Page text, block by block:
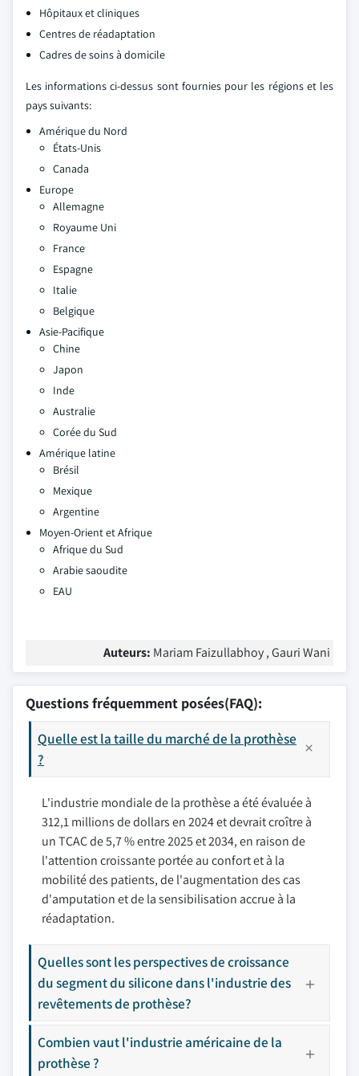
Hôpitaux et cliniques
Centres de réadaptation
Cadres de soins à domicile
Les informations ci-dessus sont fournies pour les régions et les
pays suivants:
Amérique du Nord
États-Unis
Canada
Europe
Allemagne
Royaume Uni
France
Espagne
Italie
Belgique
Asie-Pacifique
Chine
Japon
Inde
Australie
Corée du Sud
Amérique latine
Brésil
Mexique
Argentine
Moyen-Orient et Afrique
Afrique du Sud
Arabie saoudite
EAU
Auteurs: Mariam Faizullabhoy , Gauri Wani
Questions fréquemment posées(FAQ):
Quelle est la taille du marché de la prothèse
?
L'industrie mondiale de la prothèse a été évaluée à
312,1 millions de dollars en 2024 et devrait croître à
un TCAC de 5,7 % entre 2025 et 2034, en raison de
l'attention croissante portée au confort et à la
mobilité des patients, de l'augmentation des cas
d'amputation et de la sensibilisation accrue à la
réadaptation.
Quelles sont les perspectives de croissance
du segment du silicone dans l'industrie des
revêtements de prothèse?
Combien vaut l'industrie américaine de la
prothèse ?